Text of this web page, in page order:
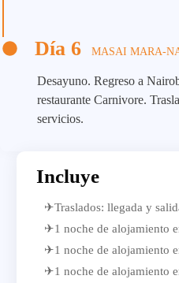
Día 6 MASAI MARA-
Desayuno. Regreso a
restaurante Carnivore.
servicios.
Incluye
✈Traslados: llegada y
✈1 noche de alojamiento
✈1 noche de alojamiento
✈1 noche de alojamiento